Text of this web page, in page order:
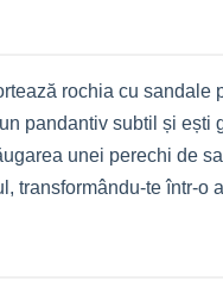
rochia cu sandale
pandantiv subtil și ești
unei perechi de
transformându-te într-o